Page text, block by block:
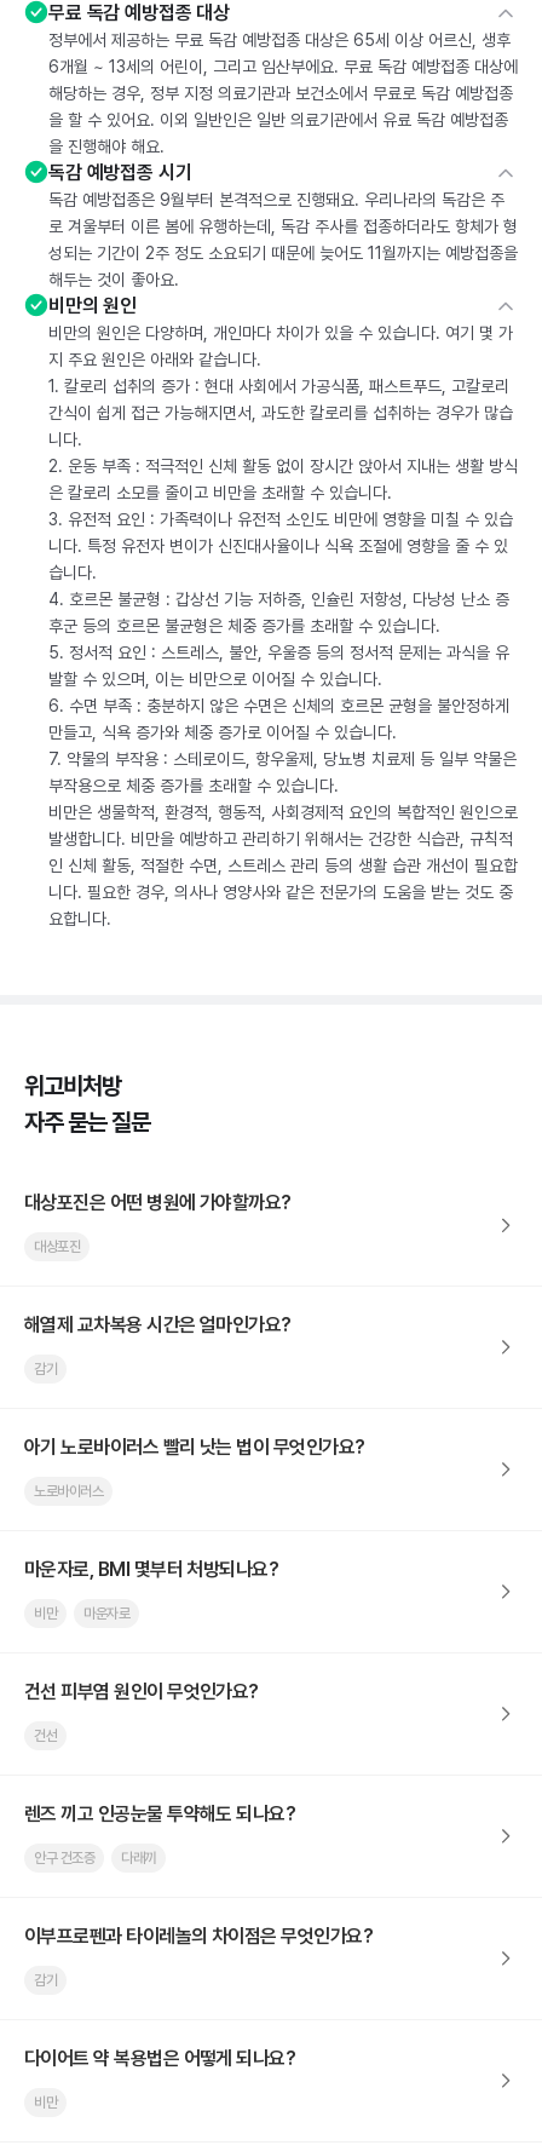
무료 독감 예방접종 대상
정부에서 제공하는 무료 독감 예방접종 대상은 65세 이상 어르신, 생후
6개월 ~ 13세의 어린이, 그리고 임산부에요. 무료 독감 예방접종 대상에
해당하는 경우, 정부 지정 의료기관과 보건소에서 무료로 독감 예방접종
을 할 수 있어요. 이외 일반인은 일반 의료기관에서 유료 독감 예방접종
을 진행해야 해요.
독감 예방접종 시기
독감 예방접종은 9월부터 본격적으로 진행돼요. 우리나라의 독감은 주
로 겨울부터 이른 봄에 유행하는데, 독감 주사를 접종하더라도 항체가 형
성되는 기간이 2주 정도 소요되기 때문에 늦어도 11월까지는 예방접종을
해두는 것이 좋아요.
비만의 원인
비만의 원인은 다양하며, 개인마다 차이가 있을 수 있습니다. 여기 몇 가
지 주요 원인은 아래와 같습니다.
1. 칼로리 섭취의 증가 : 현대 사회에서 가공식품, 패스트푸드, 고칼로리
간식이 쉽게 접근 가능해지면서, 과도한 칼로리를 섭취하는 경우가 많습
니다.
2. 운동 부족 : 적극적인 신체 활동 없이 장시간 앉아서 지내는 생활 방식
은 칼로리 소모를 줄이고 비만을 초래할 수 있습니다.
3. 유전적 요인 : 가족력이나 유전적 소인도 비만에 영향을 미칠 수 있습
니다. 특정 유전자 변이가 신진대사율이나 식욕 조절에 영향을 줄 수 있
습니다.
4. 호르몬 불균형 : 갑상선 기능 저하증, 인슐린 저항성, 다낭성 난소 증
후군 등의 호르몬 불균형은 체중 증가를 초래할 수 있습니다.
5. 정서적 요인 : 스트레스, 불안, 우울증 등의 정서적 문제는 과식을 유
발할 수 있으며, 이는 비만으로 이어질 수 있습니다.
6. 수면 부족 : 충분하지 않은 수면은 신체의 호르몬 균형을 불안정하게
만들고, 식욕 증가와 체중 증가로 이어질 수 있습니다.
7. 약물의 부작용 : 스테로이드, 항우울제, 당뇨병 치료제 등 일부 약물은
부작용으로 체중 증가를 초래할 수 있습니다.
비만은 생물학적, 환경적, 행동적, 사회경제적 요인의 복합적인 원인으로
발생합니다. 비만을 예방하고 관리하기 위해서는 건강한 식습관, 규칙적
인 신체 활동, 적절한 수면, 스트레스 관리 등의 생활 습관 개선이 필요합
니다. 필요한 경우, 의사나 영양사와 같은 전문가의 도움을 받는 것도 중
요합니다.
위고비처방
자주 묻는 질문
대상포진은 어떤 병원에 가야할까요?
대상포진
해열제 교차복용 시간은 얼마인가요?
감기
아기 노로바이러스 빨리 낫는 법이 무엇인가요?
노로바이러스
마운자로, BMI 몇부터 처방되나요?
비만 마운자로
건선 피부염 원인이 무엇인가요?
건선
렌즈 끼고 인공눈물 투약해도 되나요?
안구 건조증 다래끼
이부프로펜과 타이레놀의 차이점은 무엇인가요?
감기
다이어트 약 복용법은 어떻게 되나요?
비만